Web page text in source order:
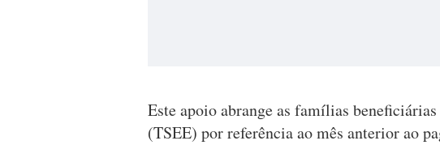
Este apoio abrange as famílias
(TSEE) por referência ao mês anterior ao